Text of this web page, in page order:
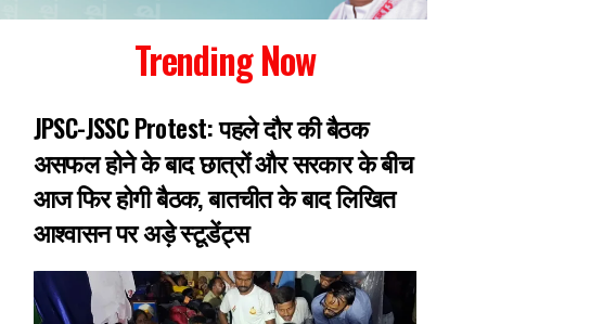
Trending Now
JPSC-JSSC Protest: पहले दौर की बैठक
असफल होने के बाद छात्रों और सरकार के बीच
आज फिर होगी बैठक, बातचीत के बाद लिखित
आश्वासन पर अड़े स्टूडेंट्स